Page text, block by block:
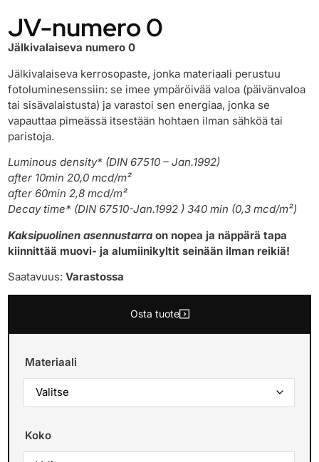
JV-numero 0
Jälkivalaiseva numero 0
Jälkivalaiseva kerrosopaste, jonka materiaali perustuu
fotoluminesenssiin: se imee ympäröivää valoa (päivänvaloa
tai sisävalaistusta) ja varastoi sen energiaa, jonka se
vapauttaa pimeässä itsestään hohtaen ilman sähköä tai
paristoja.
Luminous density* (DIN 67510 – Jan.1992)
after 10min 20,0 mcd/m²
after 60min 2,8 mcd/m²
Decay time* (DIN 67510-Jan.1992 ) 340 min (0,3 mcd/m²)
Kaksipuolinen asennustarraon nopea ja näppärä tapa
kiinnittää muovi- ja alumiinikyltit seinään ilman reikiä!
Saatavuus:Varastossa
Osta tuote
Materiaali
Koko